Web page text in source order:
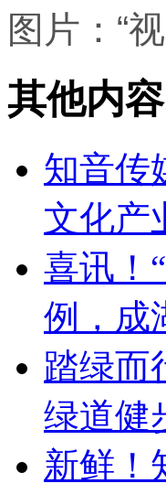
图片： “
其他内容
知音传
文化产
喜讯！
例，成
踏绿而
绿道健
新鲜！